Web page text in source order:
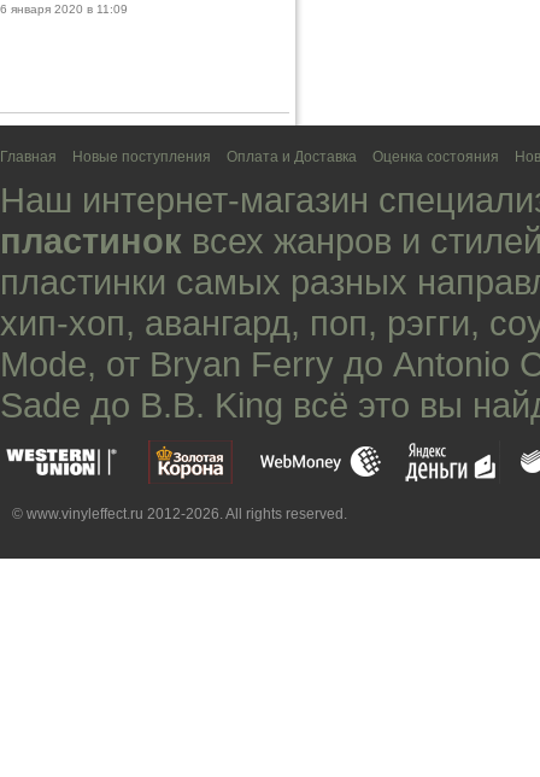
6 января 2020 в 11:09
Главная Новые поступления Оплата и Доставка Оценка состояния
Наш интернет-магазин
пластинок всех жанров и
пластинки самых разных
хип-хоп, авангард, поп, рэгги,
Mode, от Bryan Ferry до Antonio
Sade до B.B. King всё это вы
© www.vinyleffect.ru 2012-2026. All rights reserved.